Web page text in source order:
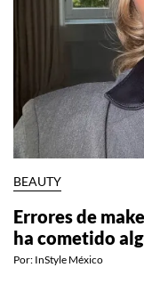
BEAUTY
Errores de
ha cometido
Por: InStyle México